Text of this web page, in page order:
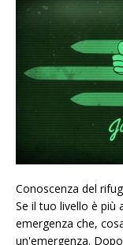
Conoscenza del
Se il tuo livello è più
emergenza che,
un'emergenza.